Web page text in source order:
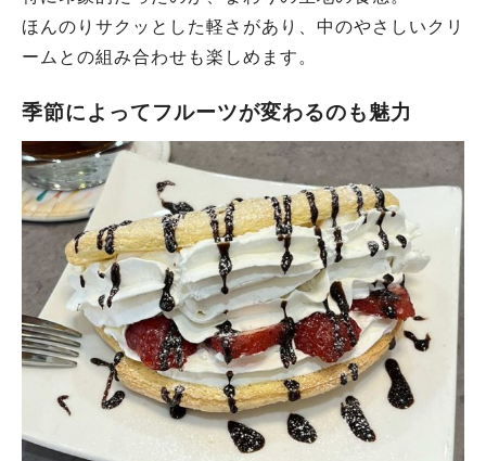
ほんのりサクッとした軽さがあり、中のやさしいクリ
ームとの組み合わせも楽しめます。
季節によってフルーツが変わるのも魅力